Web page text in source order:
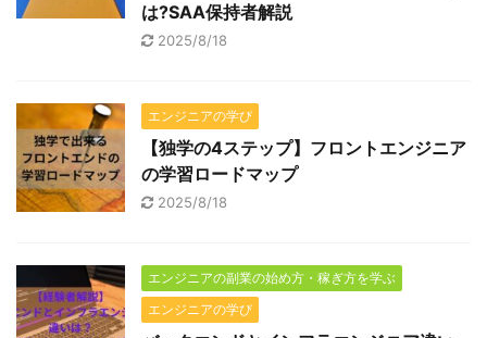
は?SAA保持者解説
2025/8/18
エンジニアの学び
【独学の4ステップ】フロントエンジニア
の学習ロードマップ
2025/8/18
エンジニアの副業の始め方・稼ぎ方を学ぶ
エンジニアの学び